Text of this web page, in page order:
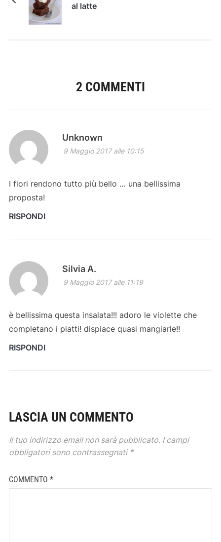
al latte
2 COMMENTI
Unknown
9 Maggio 2017 alle 10:15
I fiori rendono tutto più bello … una bellissima
proposta!
RISPONDI
Silvia A.
9 Maggio 2017 alle 11:19
è bellissima questa insalata!!! adoro le violette che
completano i piatti! dispiace quasi mangiarle!!
RISPONDI
LASCIA UN COMMENTO
Il tuo indirizzo email non sarà pubblicato. I campi
obbligatori sono contrassegnati *
COMMENTO *